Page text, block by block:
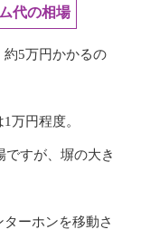
代の相場
5万円かかるの
万円程度。
ですが、塀の大き
ーホンを移動さ